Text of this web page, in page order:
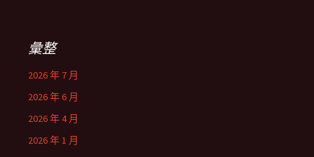
彙整
2026 年 7 月
2026 年 6 月
2026 年 4 月
2026 年 1 月